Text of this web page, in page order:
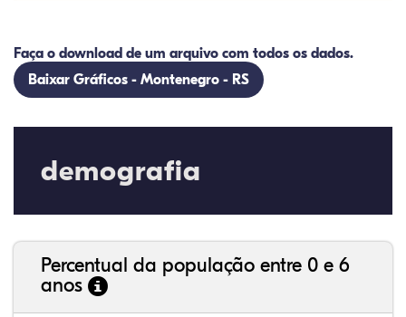
Faça o download de um arquivo com todos os dados.
Baixar Gráficos - Montenegro - RS
demografia
Percentual da população entre 0 e 6
anos